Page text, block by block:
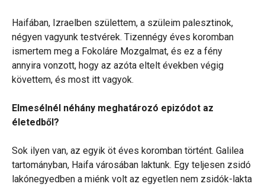
Haifában, Izraelben születtem, a szüleim palesztinok,
négyen vagyunk testvérek. Tizennégy éves koromban
ismertem meg a Fokoláre Mozgalmat, és ez a fény
annyira vonzott, hogy az azóta eltelt években végig
követtem, és most itt vagyok.
Elmesélnél néhány meghatározó epizódot az
életedből?
Sok ilyen van, az egyik öt éves koromban történt. Galilea
tartományban, Haifa városában laktunk. Egy teljesen zsidó
lakónegyedben a miénk volt az egyetlen nem zsidók-lakta